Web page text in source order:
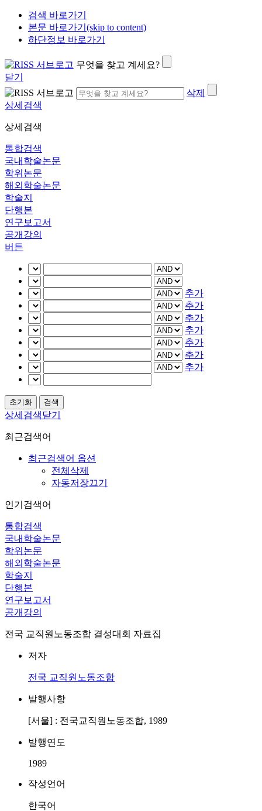
검색 바로가기
본문 바로가기(skip to content)
하단정보 바로가기
무엇을 찾고 계세요?
닫기
삭제
상세검색
상세검색
통합검색
국내학술논문
학위논문
해외학술논문
학술지
단행본
연구보고서
공개강의
버튼
추가
추가
추가
추가
추가
추가
추가
상세검색닫기
최근검색어
최근검색어 옵션
전체삭제
자동저장끄기
인기검색어
통합검색
국내학술논문
학위논문
해외학술논문
학술지
단행본
연구보고서
공개강의
전국 교직원노동조합 결성대회 자료집
저자
전국 교직원노동조합
발행사항
[서울] : 전국교직원노동조합, 1989
발행연도
1989
작성언어
한국어